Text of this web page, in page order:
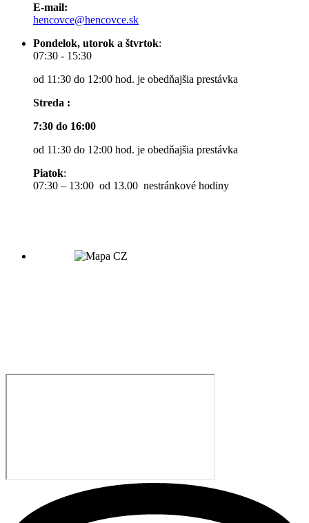
E-mail:
hencovce@hencovce.sk
Pondelok, utorok a štvrtok:
07:30 - 15:30
od 11:30 do 12:00 hod. je obedňajšia prestávka
Streda :
7:30 do 16:00
od 11:30 do 12:00 hod. je obedňajšia prestávka
Piatok:
07:30 – 13:00 od 13.00 nestránkové hodiny